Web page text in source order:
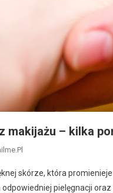
makijażu – kilka
skórze, która
pielęgnacji